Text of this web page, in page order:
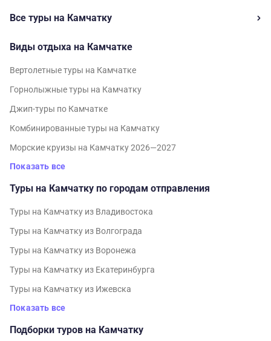
Все туры на Камчатку
Виды отдыха на Камчатке
Вертолетные туры на Камчатке
Горнолыжные туры на Камчатку
Джип-туры по Камчатке
Комбинированные туры на Камчатку
Морские круизы на Камчатку 2026—2027
Показать все
Туры на Камчатку по городам отправления
Туры на Камчатку из Владивостока
Туры на Камчатку из Волгограда
Туры на Камчатку из Воронежа
Туры на Камчатку из Екатеринбурга
Туры на Камчатку из Ижевска
Показать все
Подборки туров на Камчатку